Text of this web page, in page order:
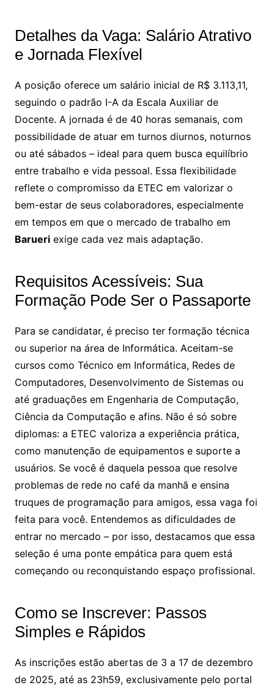
Detalhes da Vaga: Salário Atrativo
e Jornada Flexível
A posição oferece um salário inicial de R$ 3.113,11,
seguindo o padrão I-A da Escala Auxiliar de
Docente. A jornada é de 40 horas semanais, com
possibilidade de atuar em turnos diurnos, noturnos
ou até sábados – ideal para quem busca equilíbrio
entre trabalho e vida pessoal. Essa flexibilidade
reflete o compromisso da ETEC em valorizar o
bem-estar de seus colaboradores, especialmente
em tempos em que o mercado de trabalho em
Barueriexige cada vez mais adaptação.
Requisitos Acessíveis: Sua
Formação Pode Ser o Passaporte
Para se candidatar, é preciso ter formação técnica
ou superior na área de Informática. Aceitam-se
cursos como Técnico em Informática, Redes de
Computadores, Desenvolvimento de Sistemas ou
até graduações em Engenharia de Computação,
Ciência da Computação e afins. Não é só sobre
diplomas: a ETEC valoriza a experiência prática,
como manutenção de equipamentos e suporte a
usuários. Se você é daquela pessoa que resolve
problemas de rede no café da manhã e ensina
truques de programação para amigos, essa vaga foi
feita para você. Entendemos as dificuldades de
entrar no mercado – por isso, destacamos que essa
seleção é uma ponte empática para quem está
começando ou reconquistando espaço profissional.
Como se Inscrever: Passos
Simples e Rápidos
As inscrições estão abertas de 3 a 17 de dezembro
de 2025, até as 23h59, exclusivamente pelo portal